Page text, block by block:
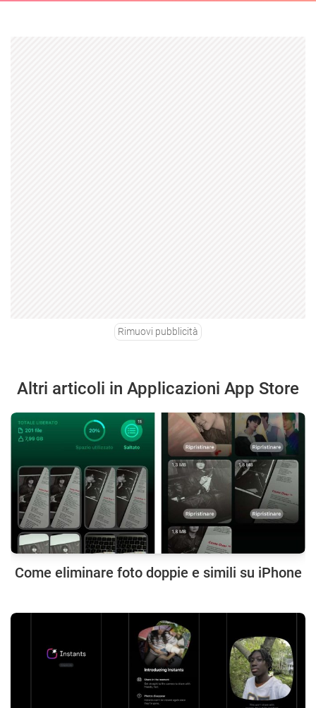
Rimuovi pubblicità
Altri articoli in Applicazioni App Store
Come eliminare foto doppie e simili su iPhone